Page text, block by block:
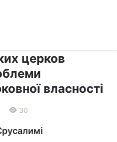
церков
власності
30